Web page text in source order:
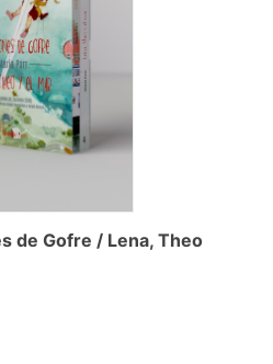
de Gofre / Lena, Theo